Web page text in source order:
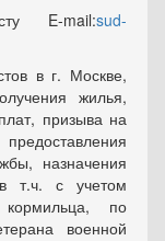
E-mail:sud-
в г. Москве,
жилья,
призыва на
назначения
т.ч. с учетом
по
военной